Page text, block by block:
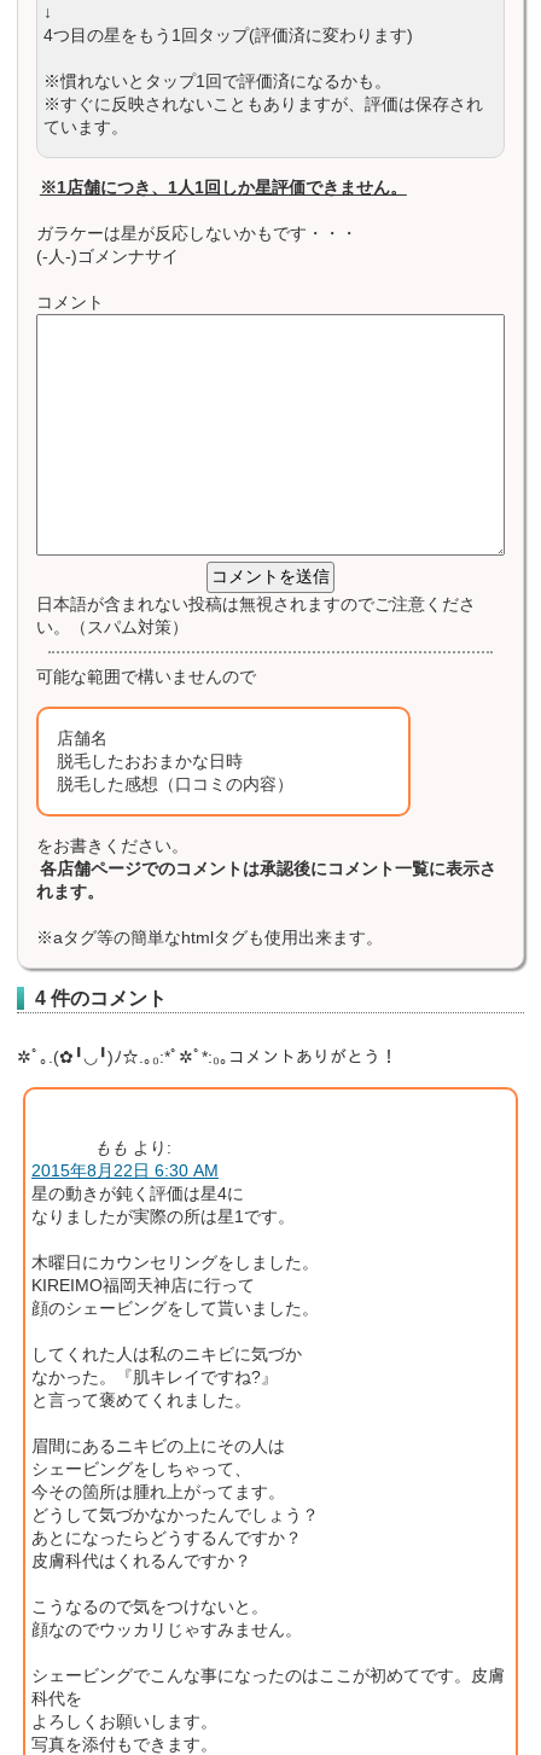
↓
4つ目の星をもう1回タップ(評価済に変わります)
※慣れないとタップ1回で評価済になるかも。
※すぐに反映されないこともありますが、評価は保存され
ています。
※1店舗につき、1人1回しか星評価できません。
ガラケーは星が反応しないかもです・・・
(-人-)ゴメンナサイ
コメント
日本語が含まれない投稿は無視されますのでご注意くださ
い。（スパム対策）
可能な範囲で構いませんので
店舗名
脱毛したおおまかな日時
脱毛した感想（口コミの内容）
をお書きください。
各店舗ページでのコメントは承認後にコメント一覧に表示さ
れます。
※aタグ等の簡単なhtmlタグも使用出来ます。
4 件のコメント
✲ﾟ｡.(✿╹◡╹)ﾉ☆.｡₀:*ﾟ✲ﾟ*:₀｡コメントありがとう！
もも より:
2015年8月22日 6:30 AM
星の動きが鈍く評価は星4に
なりましたが実際の所は星1です。
木曜日にカウンセリングをしました。
KIREIMO福岡天神店に行って
顔のシェービングをして貰いました。
してくれた人は私のニキビに気づか
なかった。『肌キレイですね?』
と言って褒めてくれました。
眉間にあるニキビの上にその人は
シェービングをしちゃって、
今その箇所は腫れ上がってます。
どうして気づかなかったんでしょう？
あとになったらどうするんですか？
皮膚科代はくれるんですか？
こうなるので気をつけないと。
顔なのでウッカリじゃすみません。
シェービングでこんな事になったのはここが初めてです。皮膚
科代を
よろしくお願いします。
写真を添付もできます。